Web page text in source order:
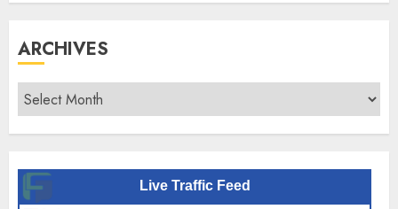
ARCHIVES
Archives
Live Traffic Feed